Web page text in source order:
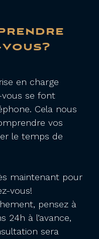
en charge
vous se font
Cela nous
vos
le temps de
maintenant pour
vous!
pensez à
24h à l’avance,
sera